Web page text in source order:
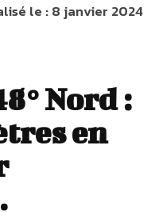
le :8 janvier 2024
Nord :
en